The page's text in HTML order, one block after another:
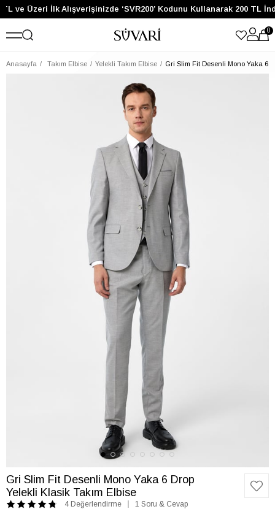
ve Üzeri İlk Alışverişinizde ‘SVR200’ Kodunu Kullanarak 200 TL
0
Anasayfa Takım Elbise Yelekli Takım Elbise Gri Slim Fit Desenli Mono Yaka 6
Gri Slim Fit Desenli Mono Yaka 6 Drop
Yelekli Klasik Takım Elbise
4 Değerlendirme 1 Soru & Cevap